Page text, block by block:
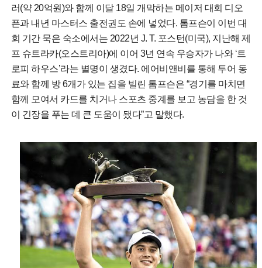
러(약 20억원)와 함께 이달 18일 개막하는 메이저 대회 디오
픈과 내년 마스터스 출전권도 손에 넣었다. 톰프슨이 이번 대
회 기간 묵은 숙소에서는 2022년 J. T. 포스턴(미국), 지난해 제
프 슈트라카(오스트리아)에 이어 3년 연속 우승자가 나와 ‘트
로피 하우스’라는 별명이 생겼다. 에어비앤비를 통해 투어 동
료와 함께 방 6개가 있는 집을 빌린 톰프슨은 “경기를 마치면
함께 모여서 카드를 치거나 스포츠 중계를 보고 농담을 한 것
이 긴장을 푸는 데 큰 도움이 됐다”고 말했다.